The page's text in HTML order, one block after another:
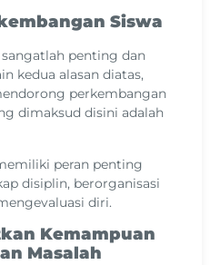
Siswa
penting dan
kedua alasan diatas,
perkembangan
dimaksud disini adalah
peran penting
disiplin, berorganisasi
diri.
Kemampuan
Masalah